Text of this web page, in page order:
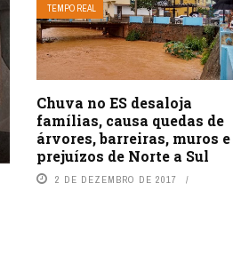
TEMPO REAL
Chuva no ES desaloja
famílias, causa quedas de
árvores, barreiras, muros e
prejuízos de Norte a Sul
2 DE DEZEMBRO DE 2017